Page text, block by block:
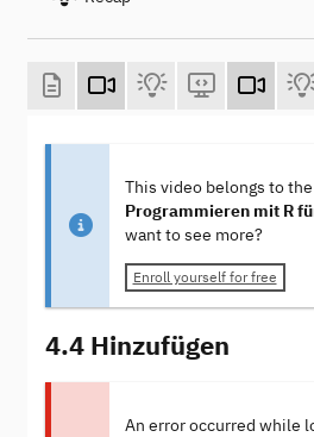
This video belongs to
Programmieren mit R
want to see more?
Enroll yourself for free
4.4 Hinzufügen
An error occurred while